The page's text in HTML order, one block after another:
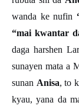
wanda ke nufin
“mai kwantar
daga harshen
sunayen mata a
sunan Anisa, to
kyau, yana da